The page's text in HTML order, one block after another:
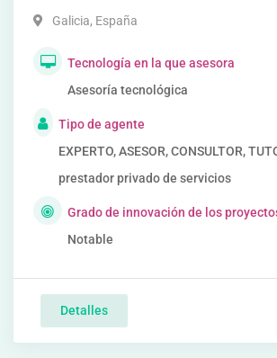
Galicia, España
Tecnología en la que asesora
Asesoría tecnológica
Tipo de agente
EXPERTO, ASESOR, CONSULTOR,
prestador privado de servicios
Grado de innovación de los
Notable
Detalles